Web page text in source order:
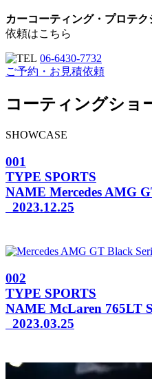
カーコーティング・プロテク
依頼はこちら
06-6430-7732
ご予約・お見積依頼
コーティングショ
SHOWCASE
001
TYPE SPORTS
NAME Mercedes AMG
2023.12.25
002
TYPE SPORTS
NAME McLaren 765LT
2023.03.25